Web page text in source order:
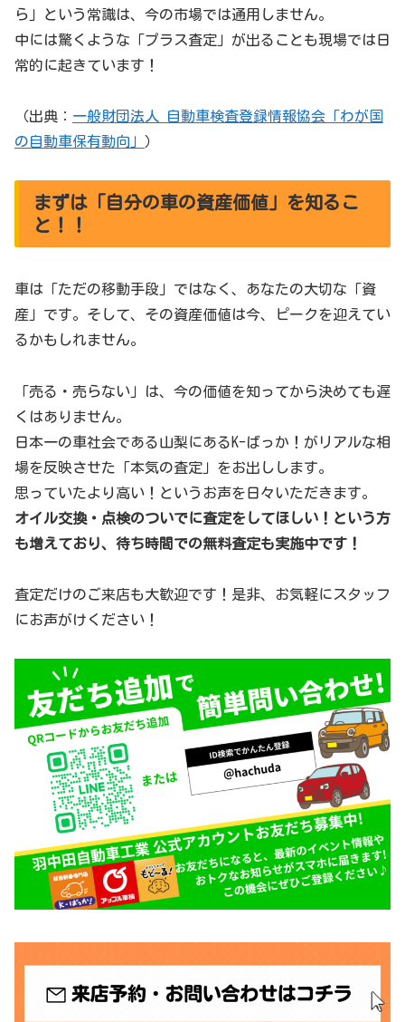
ら」という常識は、今の市場では通用しません。
中には驚くような「プラス査定」が出ることも現場では日
常的に起きています！
（出典： 一般財団法人 自動車検査登録情報協会「わが国
の自動車保有動向」 ）
まずは「自分の車の資産価値」を知るこ
と！！
車は「ただの移動手段」ではなく、あなたの大切な「資
産」です。そして、その資産価値は今、ピークを迎えてい
るかもしれません。
「売る・売らない」は、今の価値を知ってから決めても遅
くはありません。
日本一の車社会である山梨にあるK-ばっか！がリアルな相
場を反映させた「本気の査定」をお出しします。
思っていたより高い！というお声を日々いただきます。
オイル交換・点検のついでに査定をしてほしい！という方
も増えており、待ち時間での無料査定も実施中です！
査定だけのご来店も大歓迎です！是非、お気軽にスタッフ
にお声がけください！